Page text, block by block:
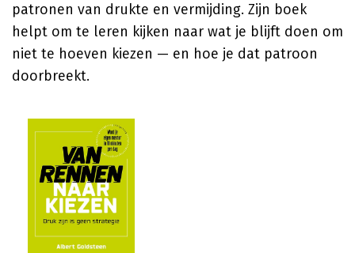
patronen van drukte en vermijding. Zijn boek
helpt om te leren kijken naar wat je blijft doen om
niet te hoeven kiezen — en hoe je dat patroon
doorbreekt.